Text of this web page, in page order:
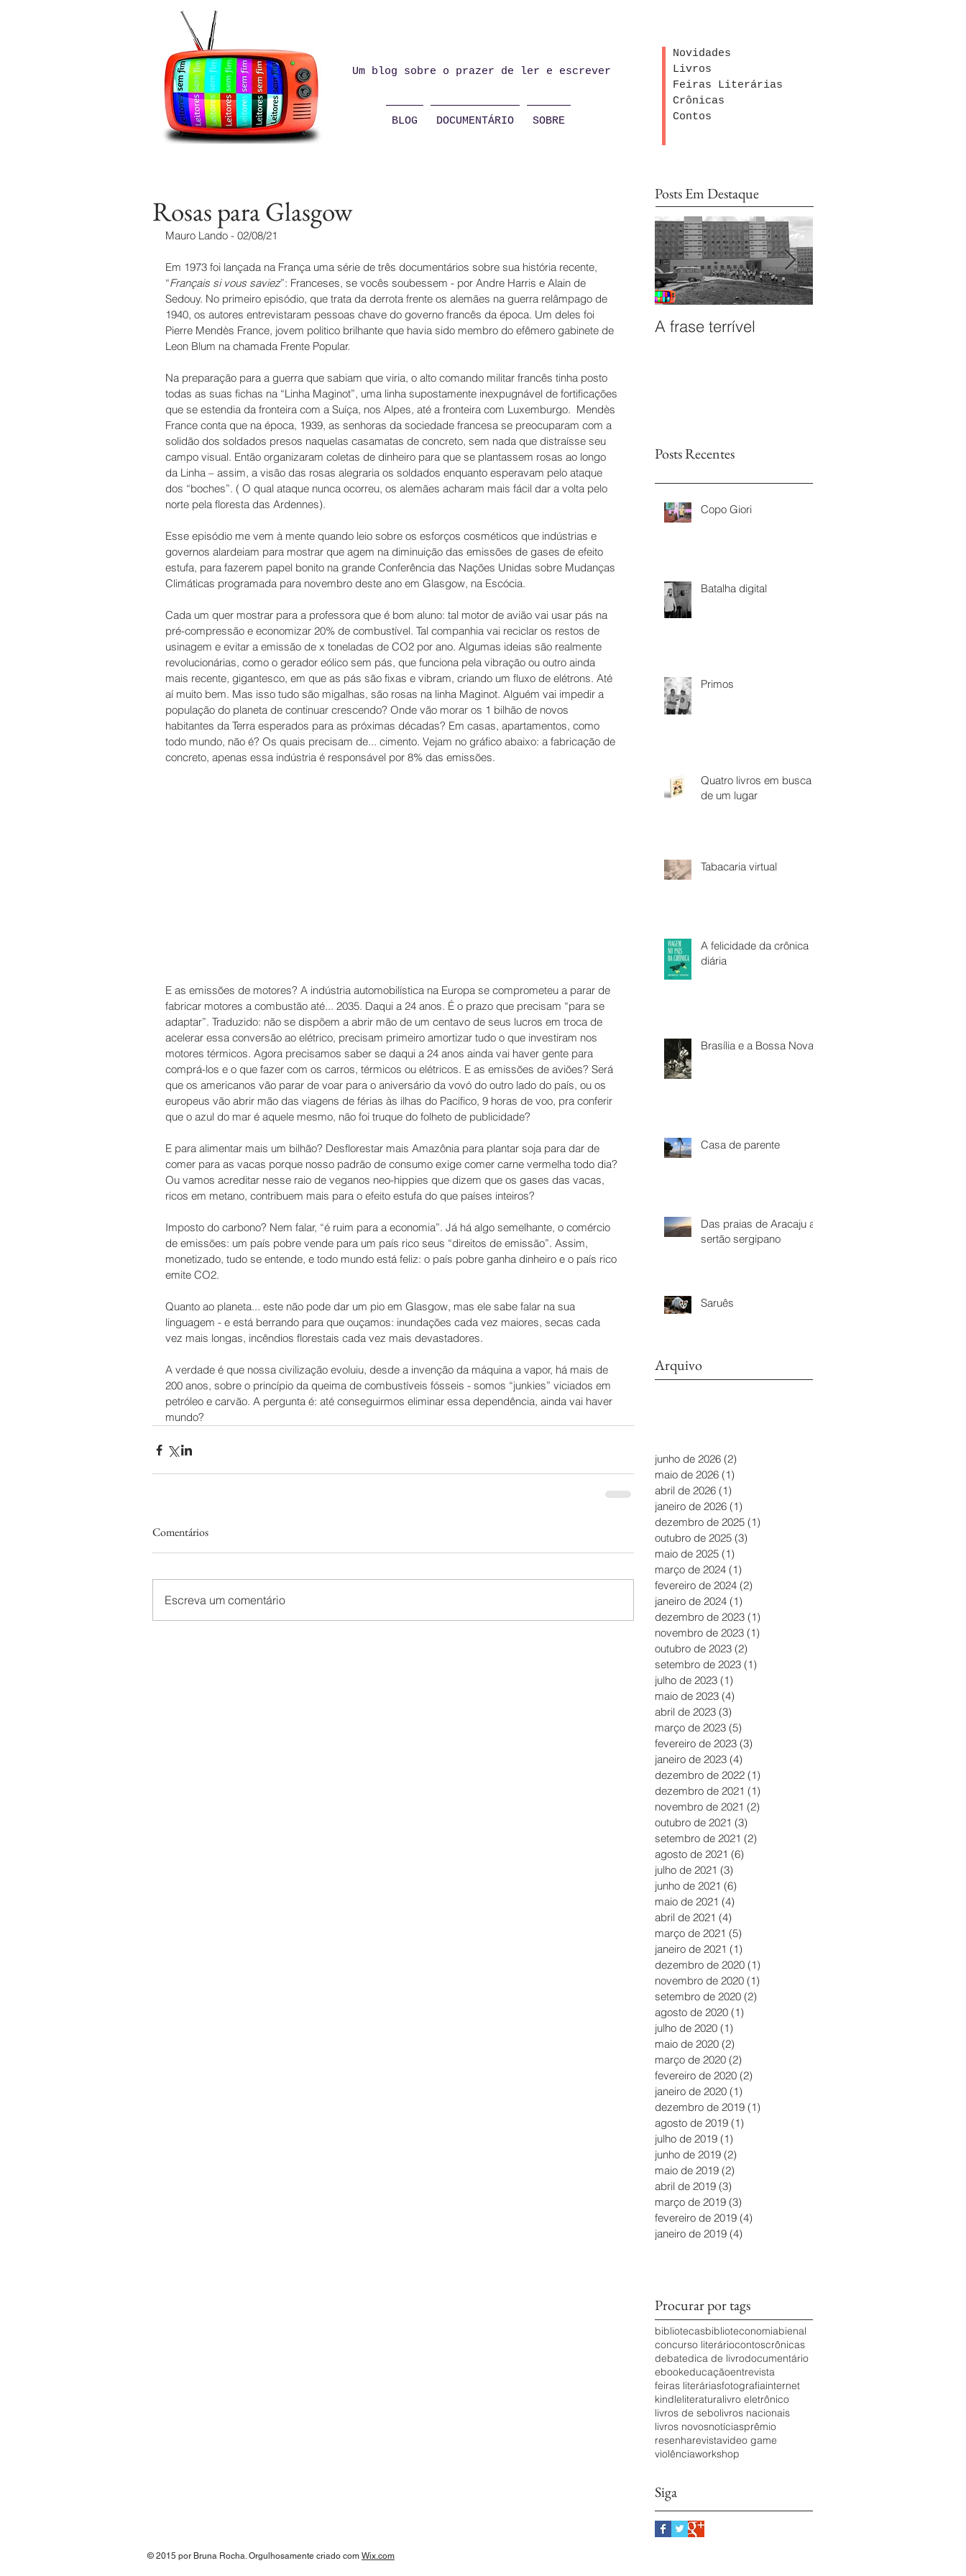
Um blog sobre o prazer de ler e escrever
BLOG DOCUMENTÁRIO SOBRE
Novidades
Livros
Feiras Literárias
Crônicas
Contos
Rosas para Glasgow
Mauro Lando - 02/08/21
Em 1973 foi lançada na França uma série de três documentários sobre sua história recente,
“Français si vous saviez”: Franceses, se vocês soubessem - por Andre Harris e Alain de
Sedouy. No primeiro episódio, que trata da derrota frente os alemães na guerra relâmpago de
1940, os autores entrevistaram pessoas chave do governo francês da época. Um deles foi
Pierre Mendès France, jovem politico brilhante que havia sido membro do efêmero gabinete de
Leon Blum na chamada Frente Popular.
Na preparação para a guerra que sabiam que viria, o alto comando militar francês tinha posto
todas as suas fichas na “Linha Maginot”, uma linha supostamente inexpugnável de fortificações
que se estendia da fronteira com a Suíça, nos Alpes, até a fronteira com Luxemburgo.  Mendès
France conta que na época, 1939, as senhoras da sociedade francesa se preocuparam com a
solidão dos soldados presos naquelas casamatas de concreto, sem nada que distraísse seu
campo visual. Então organizaram coletas de dinheiro para que se plantassem rosas ao longo
da Linha – assim, a visão das rosas alegraria os soldados enquanto esperavam pelo ataque
dos “boches”. ( O qual ataque nunca ocorreu, os alemães acharam mais fácil dar a volta pelo
norte pela floresta das Ardennes).
Esse episódio me vem à mente quando leio sobre os esforços cosméticos que indústrias e
governos alardeiam para mostrar que agem na diminuição das emissões de gases de efeito
estufa, para fazerem papel bonito na grande Conferência das Nações Unidas sobre Mudanças
Climáticas programada para novembro deste ano em Glasgow, na Escócia.
Cada um quer mostrar para a professora que é bom aluno: tal motor de avião vai usar pás na
pré-compressão e economizar 20% de combustível. Tal companhia vai reciclar os restos de
usinagem e evitar a emissão de x toneladas de CO2 por ano. Algumas ideias são realmente
revolucionárias, como o gerador eólico sem pás, que funciona pela vibração ou outro ainda
mais recente, gigantesco, em que as pás são fixas e vibram, criando um fluxo de elétrons. Até
aí muito bem. Mas isso tudo são migalhas, são rosas na linha Maginot. Alguém vai impedir a
população do planeta de continuar crescendo? Onde vão morar os 1 bilhão de novos
habitantes da Terra esperados para as próximas décadas? Em casas, apartamentos, como
todo mundo, não é? Os quais precisam de... cimento. Vejam no gráfico abaixo: a fabricação de
concreto, apenas essa indústria é responsável por 8% das emissões.
E as emissões de motores? A indústria automobilística na Europa se comprometeu a parar de
fabricar motores a combustão até... 2035. Daqui a 24 anos. É o prazo que precisam “para se
adaptar”. Traduzido: não se dispõem a abrir mão de um centavo de seus lucros em troca de
acelerar essa conversão ao elétrico, precisam primeiro amortizar tudo o que investiram nos
motores térmicos. Agora precisamos saber se daqui a 24 anos ainda vai haver gente para
comprá-los e o que fazer com os carros, térmicos ou elétricos. E as emissões de aviões? Será
que os americanos vão parar de voar para o aniversário da vovó do outro lado do país, ou os
europeus vão abrir mão das viagens de férias às ilhas do Pacífico, 9 horas de voo, pra conferir
que o azul do mar é aquele mesmo, não foi truque do folheto de publicidade?
E para alimentar mais um bilhão? Desflorestar mais Amazônia para plantar soja para dar de
comer para as vacas porque nosso padrão de consumo exige comer carne vermelha todo dia?
Ou vamos acreditar nesse raio de veganos neo-hippies que dizem que os gases das vacas,
ricos em metano, contribuem mais para o efeito estufa do que países inteiros?
Imposto do carbono? Nem falar, “é ruim para a economia”. Já há algo semelhante, o comércio
de emissões: um país pobre vende para um país rico seus “direitos de emissão”. Assim,
monetizado, tudo se entende, e todo mundo está feliz: o país pobre ganha dinheiro e o país rico
emite CO2.
Quanto ao planeta... este não pode dar um pio em Glasgow, mas ele sabe falar na sua
linguagem - e está berrando para que ouçamos: inundações cada vez maiores, secas cada
vez mais longas, incêndios florestais cada vez mais devastadores.
A verdade é que nossa civilização evoluiu, desde a invenção da máquina a vapor, há mais de
200 anos, sobre o princípio da queima de combustíveis fósseis - somos “junkies” viciados em
petróleo e carvão. A pergunta é: até conseguirmos eliminar essa dependência, ainda vai haver
mundo?
Comentários
Escreva um comentário
Posts Em Destaque
A frase terrível
Posts Recentes
Copo Giori
Batalha digital
Primos
Quatro livros em busca
de um lugar
Tabacaria virtual
A felicidade da crônica
diária
Brasília e a Bossa Nova*
Casa de parente
Das praias de Aracaju ao
sertão sergipano
Saruês
Arquivo
junho de 2026 (2)
maio de 2026 (1)
abril de 2026 (1)
janeiro de 2026 (1)
dezembro de 2025 (1)
outubro de 2025 (3)
maio de 2025 (1)
março de 2024 (1)
fevereiro de 2024 (2)
janeiro de 2024 (1)
dezembro de 2023 (1)
novembro de 2023 (1)
outubro de 2023 (2)
setembro de 2023 (1)
julho de 2023 (1)
maio de 2023 (4)
abril de 2023 (3)
março de 2023 (5)
fevereiro de 2023 (3)
janeiro de 2023 (4)
dezembro de 2022 (1)
dezembro de 2021 (1)
novembro de 2021 (2)
outubro de 2021 (3)
setembro de 2021 (2)
agosto de 2021 (6)
julho de 2021 (3)
junho de 2021 (6)
maio de 2021 (4)
abril de 2021 (4)
março de 2021 (5)
janeiro de 2021 (1)
dezembro de 2020 (1)
novembro de 2020 (1)
setembro de 2020 (2)
agosto de 2020 (1)
julho de 2020 (1)
maio de 2020 (2)
março de 2020 (2)
fevereiro de 2020 (2)
janeiro de 2020 (1)
dezembro de 2019 (1)
agosto de 2019 (1)
julho de 2019 (1)
junho de 2019 (2)
maio de 2019 (2)
abril de 2019 (3)
março de 2019 (3)
fevereiro de 2019 (4)
janeiro de 2019 (4)
Procurar por tags
bibliotecasbiblioteconomiabienal
concurso literáriocontoscrônicas
debatedica de livrodocumentário
ebookeducaçãoentrevista
feiras literáriasfotografiainternet
kindleliteraturalivro eletrônico
livros de sebolivros nacionais
livros novosnotíciasprêmio
resenharevistavideo game
violênciaworkshop
Siga
© 2015 por Bruna Rocha. Orgulhosamente criado com Wix.com